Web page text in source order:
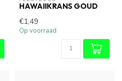
HAWAIIKRANS GOUD
€1,49
Op voorraad